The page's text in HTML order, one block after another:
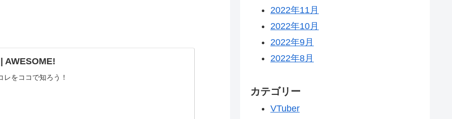
AWESOME!
をココで知ろう！
2022年11月
2022年10月
2022年9月
2022年8月
カテゴリー
VTuber